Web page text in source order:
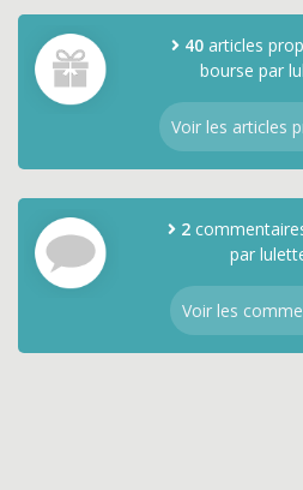
40 articles
bourse par
Voir les articles
2
par
Voir les